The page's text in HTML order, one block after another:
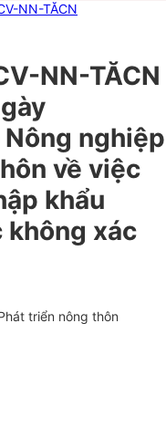
NN-TĂCN
NN-TĂCN
nghiệp
về việc
khẩu
xác
triển nông thôn